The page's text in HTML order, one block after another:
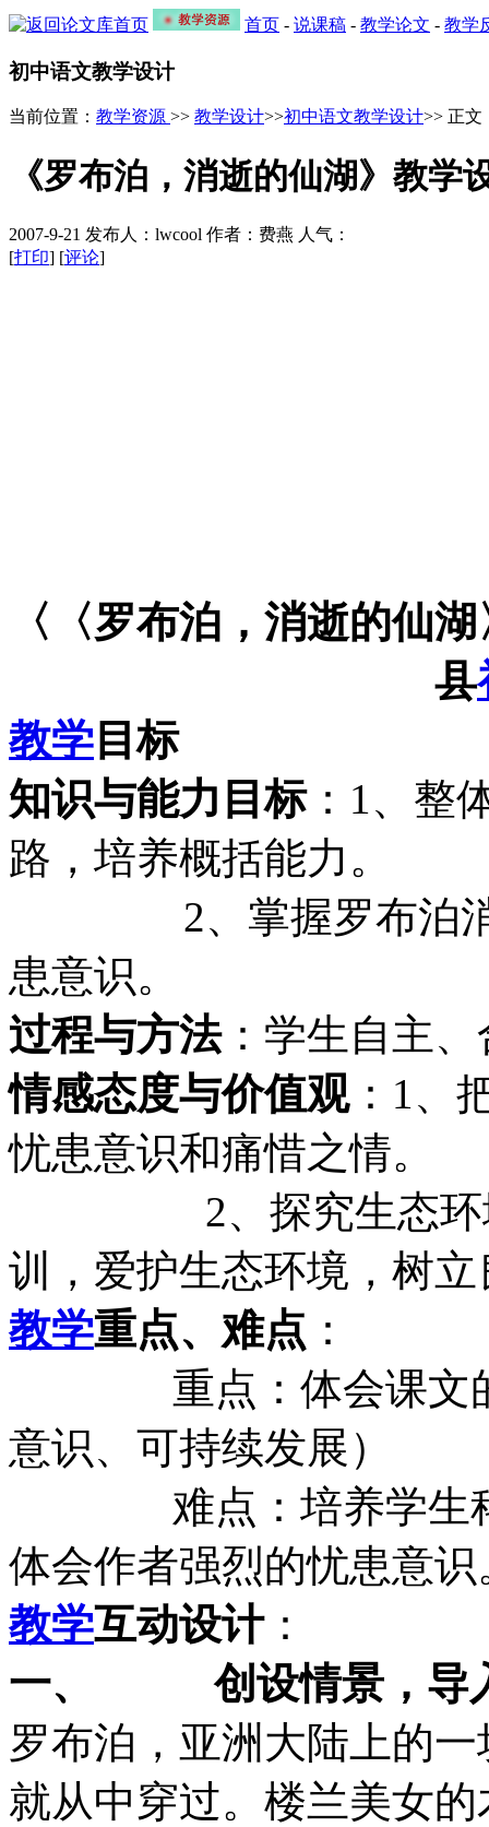
首页 - 说课稿 - 教学论文 - 教学
初中语文教学设计
当前位置： 教学资源 >> 教学设计>>初中语文教学设计>> 正文
《罗布泊，消逝的仙湖》教学
2007-9-21 发布人：lwcool 作者：费燕 人气：
[打印] [评论]
〈〈罗布泊，消逝的仙
县
教学 目标
知识与能力目标：1、整
路，培养概括能力。
2、掌握罗布泊消失
患意识。
过程与方法：学生自主
情感态度与价值观：1、
忧患意识和痛惜之情。
2、探究生态环境
训，爱护生态环境，树立
教学重点、难点 ：
重点：体会课文的
意识、可持续发展）
难点：培养学生科
体会作者强烈的忧患意识
教学互动设计：
一、创设情景，导
罗布泊，亚洲大陆上的
就从中穿过。楼兰美女